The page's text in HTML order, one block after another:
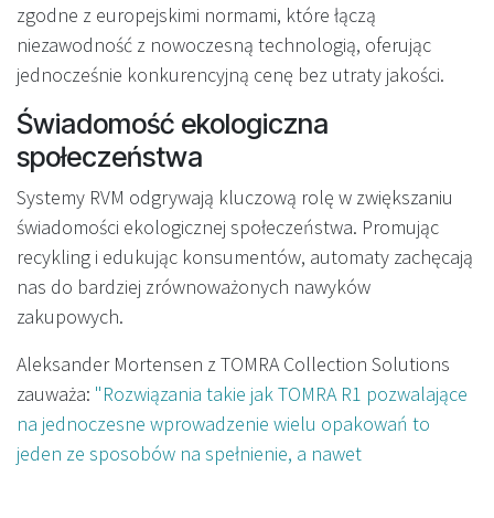
zgodne z europejskimi normami, które łączą
niezawodność z nowoczesną technologią, oferując
jednocześnie konkurencyjną cenę bez utraty jakości.
Świadomość ekologiczna
społeczeństwa
Systemy RVM odgrywają kluczową rolę w zwiększaniu
świadomości ekologicznej społeczeństwa. Promując
recykling i edukując konsumentów, automaty zachęcają
nas do bardziej zrównoważonych nawyków
zakupowych.
Aleksander Mortensen z TOMRA Collection Solutions
zauważa: "Rozwiązania takie jak TOMRA R1 pozwalające
na jednoczesne wprowadzenie wielu opakowań to
jeden ze sposobów na spełnienie, a nawet